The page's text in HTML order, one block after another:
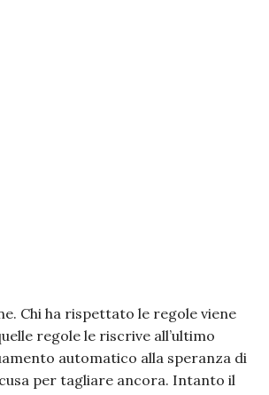
Chi ha rispettato le regole viene
regole le riscrive all’ultimo
automatico alla speranza di
per tagliare ancora. Intanto il